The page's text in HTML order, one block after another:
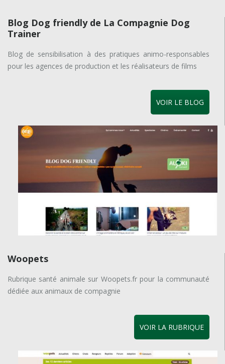
Blog Dog friendly de La Compagnie Dog
Trainer
Blog de sensibilisation à des pratiques animo-responsables
pour les agences de production et les réalisateurs de films
VOIR LE BLOG
Woopets
Rubrique santé animale sur Woopets.fr pour la communauté
dédiée aux animaux de compagnie
VOIR LA RUBRIQUE